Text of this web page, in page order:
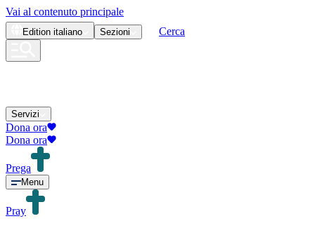
Vai al contenuto principale
Edition italiano Sezioni Cerca
Servizi
Dona ora
Dona ora
Prega
Menu
Pray